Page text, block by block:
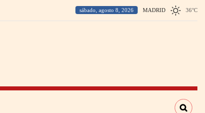
sábado, agosto 8, 2026 MADRID 36°C